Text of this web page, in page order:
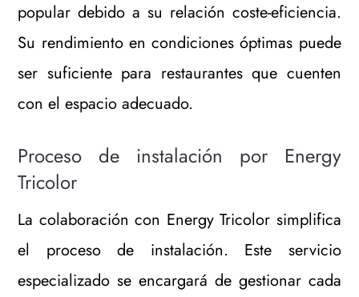
popular debido a su relación coste-eficiencia.
Su rendimiento en condiciones óptimas puede
ser suficiente para restaurantes que cuenten
con el espacio adecuado.
Proceso de instalación por Energy
Tricolor
La colaboración con Energy Tricolor simplifica
el proceso de instalación. Este servicio
especializado se encargará de gestionar cada